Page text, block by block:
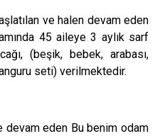
ve halen devam eden
45 aileye 3 aylık sarf
(beşik, bebek, arabası,
seti) verilmektedir.
devam eden Bu benim odam